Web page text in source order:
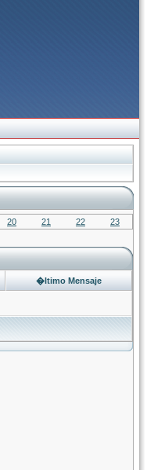
20 21 22 23
�ltimo Mensaje